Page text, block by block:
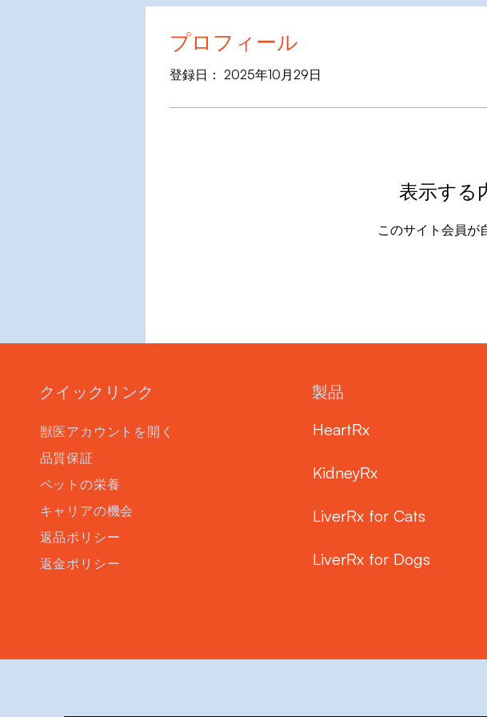
プロフィール
登録日： 2025年10月29日
表示する
このサイト会員が
クイックリンク
獣医アカウントを開く
品質保証
ペットの栄養
キャリアの機会
返品ポリシー
返金ポリシー
製品
HeartRx
KidneyRx
LiverRx for Cats
LiverRx for Dogs